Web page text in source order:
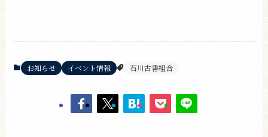
お知らせ イベント情報 石川古書組合